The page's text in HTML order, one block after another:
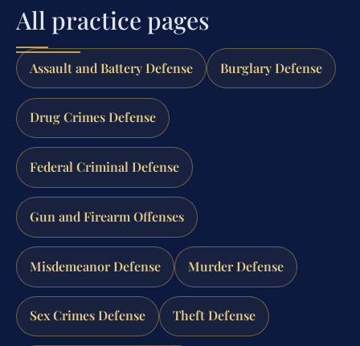
All practice pages
Assault and Battery Defense Burglary Defense
Drug Crimes Defense
Federal Criminal Defense
Gun and Firearm Offenses
Misdemeanor Defense Murder Defense
Sex Crimes Defense Theft Defense